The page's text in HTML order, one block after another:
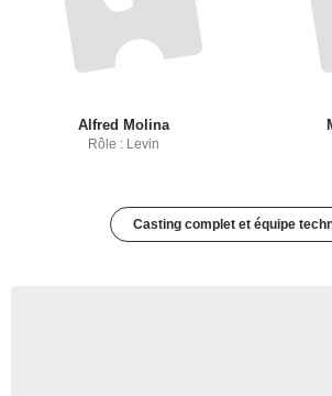
Alfred Molina
Rôle : Levin
Casting complet et équipe